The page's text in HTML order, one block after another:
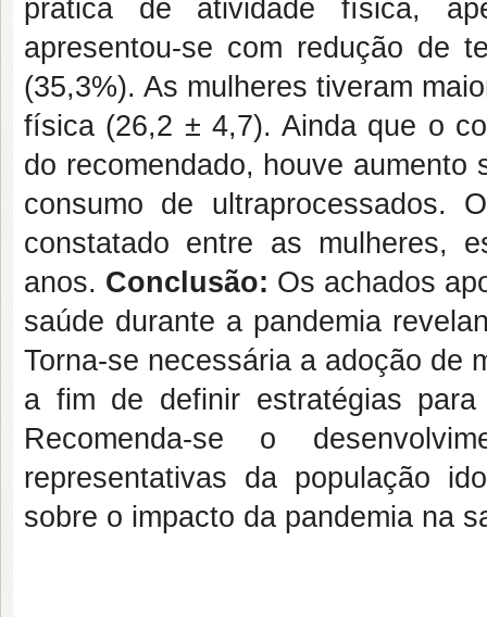
prática de atividade física,
apresentou-se com redução de
(35,3%). As mulheres tiveram
física (26,2 ± 4,7). Ainda que o
do recomendado, houve
consumo de ultraprocessados.
constatado entre as mulheres,
anos. Conclusão: Os achados
saúde durante a pandemia
Torna-se necessária a adoção de
a fim de definir estratégias
Recomenda-se o
representativas da população
sobre o impacto da pandemia na